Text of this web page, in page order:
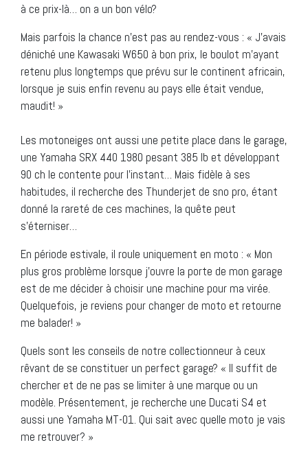
à ce prix-là… on a un bon vélo?
Mais parfois la chance n’est pas au rendez-vous : « J’avais
déniché une Kawasaki W650 à bon prix, le boulot m’ayant
retenu plus longtemps que prévu sur le continent africain,
lorsque je suis enfin revenu au pays elle était vendue,
maudit! »
Les motoneiges ont aussi une petite place dans le garage,
une Yamaha SRX 440 1980 pesant 385 lb et développant
90 ch le contente pour l’instant… Mais fidèle à ses
habitudes, il recherche des Thunderjet de sno pro, étant
donné la rareté de ces machines, la quête peut
s’éterniser…
En période estivale, il roule uniquement en moto : « Mon
plus gros problème lorsque j’ouvre la porte de mon garage
est de me décider à choisir une machine pour ma virée.
Quelquefois, je reviens pour changer de moto et retourne
me balader! »
Quels sont les conseils de notre collectionneur à ceux
rêvant de se constituer un perfect garage? « Il suffit de
chercher et de ne pas se limiter à une marque ou un
modèle. Présentement, je recherche une Ducati S4 et
aussi une Yamaha MT-01. Qui sait avec quelle moto je vais
me retrouver? »